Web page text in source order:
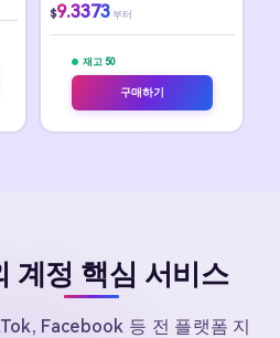
$9.3373 부터
재고 50
구매하기
계정 핵심 서비스
Facebook 등 전 플랫폼 지